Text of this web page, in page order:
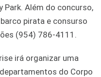
Além do concurso,
pirata e consurso
(954) 786-4111.
irá organizar uma
do Corpo